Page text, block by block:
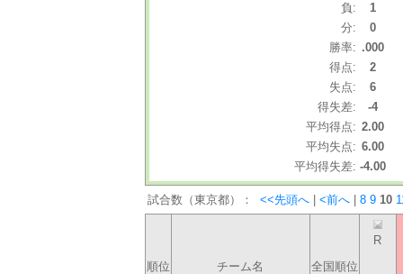
負:
1
分:
0
勝率: .000
得点:
2
失点:
6
得失差:
-4
平均得点: 2.00
平均失点: 6.00
平均得失差: -4.00
試合数（東京都）： <<先頭へ <前へ 8 9 10
順位 チーム名 全国順位
R